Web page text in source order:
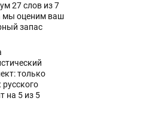
27 слов из 7
мы оценим ваш
запас
только
русского
на 5 из 5